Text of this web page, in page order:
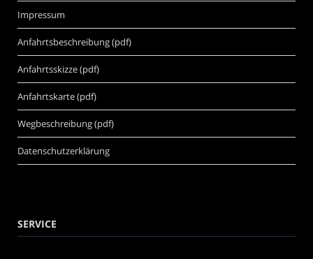
Impressum
Anfahrtsbeschreibung (pdf)
Anfahrtsskizze (pdf)
Anfahrtskarte (pdf)
Wegbeschreibung (pdf)
Datenschutzerklärung
SERVICE